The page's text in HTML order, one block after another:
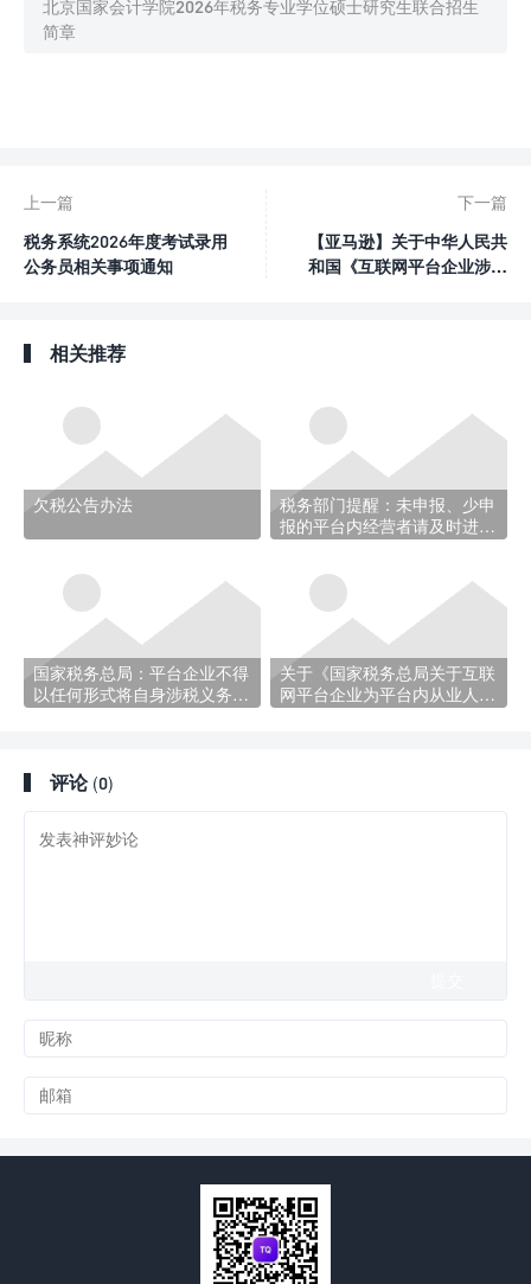
北京国家会计学院2026年税务专业学位硕士研究生联合招生
简章
上一篇
税务系统2026年度考试录用
公务员相关事项通知
下一篇
【亚马逊】关于中华人民共
和国《互联网平台企业涉税
相关推荐
欠税公告办法
税务部门提醒：未申报、少申
报的平台内经营者请及时进行
国家税务总局：平台企业不得
以任何形式将自身涉税义务转
关于《国家税务总局关于互联
网平台企业为平台内从业人员
评论 (0)